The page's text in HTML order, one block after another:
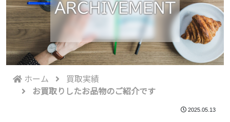
ARCHIVEMENT
ホーム
買取実績
お買取りしたお品物のご紹介です
2025.05.13